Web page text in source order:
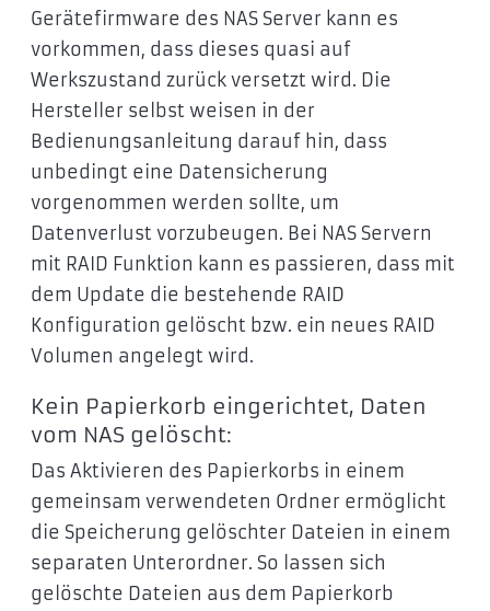
Gerätefirmware des NAS Server kann es
vorkommen, dass dieses quasi auf
Werkszustand zurück versetzt wird. Die
Hersteller selbst weisen in der
Bedienungsanleitung darauf hin, dass
unbedingt eine Datensicherung
vorgenommen werden sollte, um
Datenverlust vorzubeugen. Bei NAS Servern
mit RAID Funktion kann es passieren, dass mit
dem Update die bestehende RAID
Konfiguration gelöscht bzw. ein neues RAID
Volumen angelegt wird.
Kein Papierkorb eingerichtet, Daten
vom NAS gelöscht:
Das Aktivieren des Papierkorbs in einem
gemeinsam verwendeten Ordner ermöglicht
die Speicherung gelöschter Dateien in einem
separaten Unterordner. So lassen sich
gelöschte Dateien aus dem Papierkorb